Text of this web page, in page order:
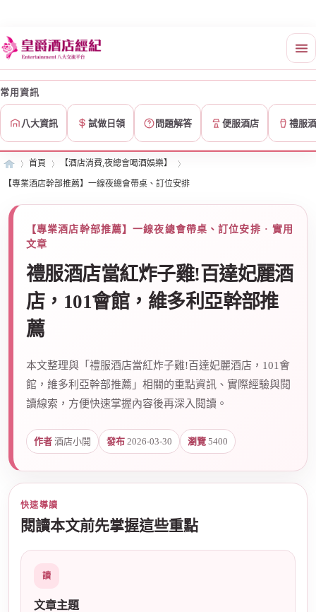
常用資訊
八大資訊 試做日領 問題解答 便服酒店 禮服
首頁
›
【酒店消費,夜總會喝酒娛樂】
›
【專業酒店幹部推薦】一線夜總會帶桌、訂位安排
【專業酒店幹部推薦】一線夜總會帶桌、訂位安排 · 實用
文章
禮服酒店當紅炸子雞!百達妃麗酒
店，101會館，維多利亞幹部推
薦
本文整理與「禮服酒店當紅炸子雞!百達妃麗酒店，101會
館，維多利亞幹部推薦」相關的重點資訊、實際經驗與閱
讀線索，方便快速掌握內容後再深入閱讀。
作者 酒店小開 發布 2026-03-30 瀏覽 5400
快速導讀
閱讀本文前先掌握這些重點
讀
文章主題